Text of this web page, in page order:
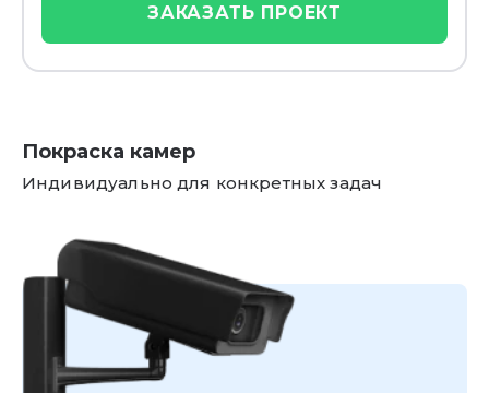
ЗАКАЗАТЬ ПРОЕКТ
Покраска камер
Индивидуально для конкретных задач